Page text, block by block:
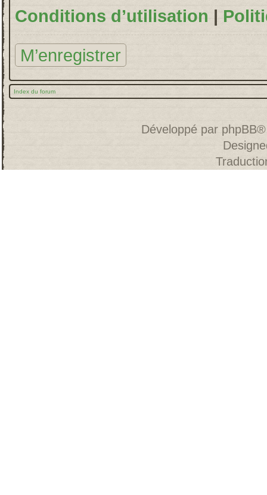
Conditions d’utilisation |
M’enregistrer
Index du forum
Développé par phpBB®